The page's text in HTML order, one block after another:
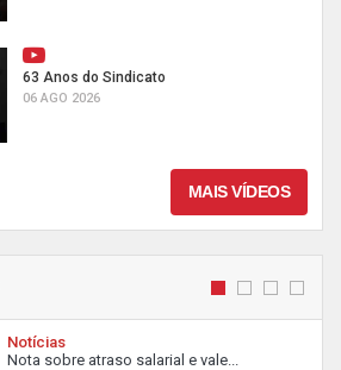
63 Anos do Sindicato
06 AGO 2026
MAIS VÍDEOS
Notícias
Nota sobre atraso salarial e vale...